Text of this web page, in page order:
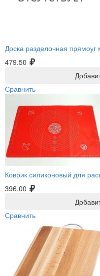
Доска разделочная прямоуг
479.50
Сравнить
Коврик силиконовый для
396.00
Сравнить